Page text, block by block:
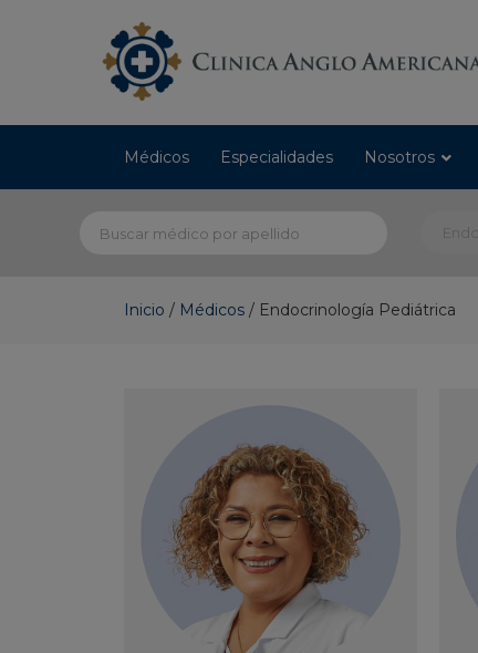
Médicos Especialidades Nosotros
Inicio / Médicos / Endocrinología Pediátrica